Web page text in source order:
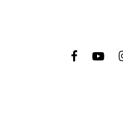
facebookyoutube